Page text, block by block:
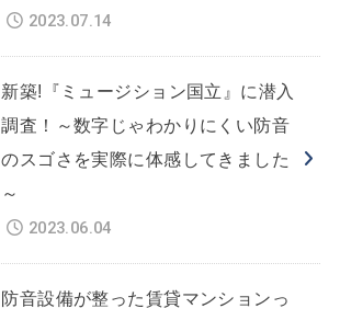
2023.07.14
新築!『ミュージション国立』に潜入
調査！～数字じゃわかりにくい防音
のスゴさを実際に体感してきました
～
2023.06.04
防音設備が整った賃貸マンションっ